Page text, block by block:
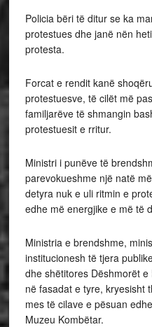
Policia bëri të ditur se ka
protestues dhe janë nën
protesta.
Forcat e rendit kanë
protestuesve, të cilët më
familjarëve të shmangin
protestuesit e rritur.
Ministri i punëve të
parevokueshme një natë
detyra nuk e uli ritmin e
edhe më energjike e më të
Ministria e brendshme,
institucionesh të tjera
dhe shëtitores Dëshmorët
në fasadat e tyre, kryesisht
mes të cilave e pësuan
Muzeu Kombëtar.